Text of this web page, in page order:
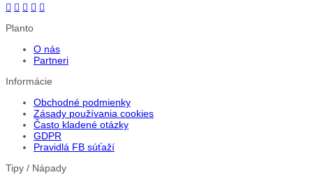
Planto
O nás
Partneri
Informácie
Obchodné podmienky
Zásady používania cookies
Často kladené otázky
GDPR
Pravidlá FB súťaží
Tipy / Nápady